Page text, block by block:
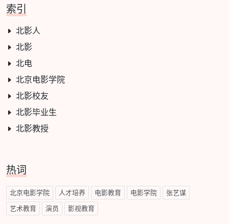
索引
北影人
北影
北电
北京电影学院
北影校友
北影毕业生
北影教授
热词
北京电影学院 人才培养 电影教育 电影学院 张艺谋
艺术教育 演员 影视教育